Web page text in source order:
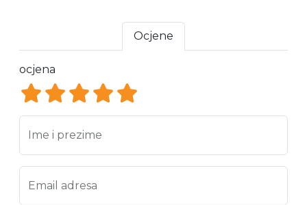
Ocjene
ocjena
ocjena 5
ocjena 4
ocjena 3
ocjena 2
ocjena 1
Ime i prezime
Email adresa